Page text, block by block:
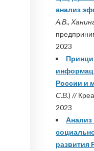
анализ
А.В.,
2023
России и
С.В.) //
2023
Анализ
развития